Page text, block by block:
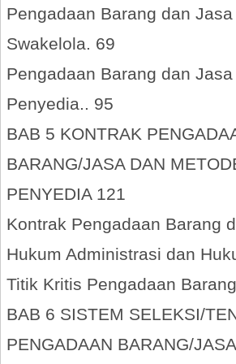
Pengadaan Barang dan
Swakelola. 69
Pengadaan Barang dan
Penyedia.. 95
BAB 5 KONTRAK
BARANG/JASA DAN
PENYEDIA 121
Kontrak Pengadaan Barang
Hukum Administrasi dan
Titik Kritis Pengadaan
BAB 6 SISTEM SELEKSI/
PENGADAAN BARANG/